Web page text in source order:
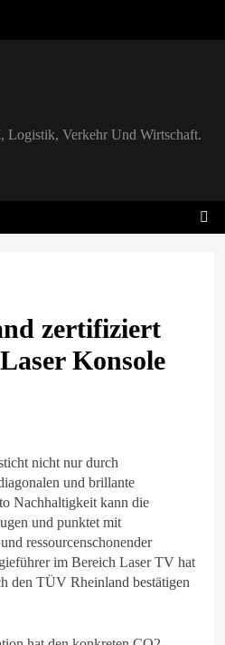
Logistik, Verkehr Und Wirtschaft.
zertifiziert
Konsole
nicht nur durch
und brillante
Nachhaltigkeit kann die
und punktet mit
ressourcenschonender
im Bereich Laser TV hat
den TÜV Rheinland bestätigen